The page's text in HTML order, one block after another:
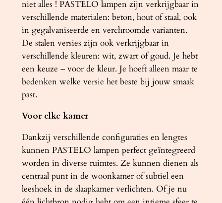
niet alles ! PASTELO lampen zijn verkrijgbaar in
verschillende materialen: beton, hout of staal, ook
in gegalvaniseerde en verchroomde varianten.
De stalen versies zijn ook verkrijgbaar in
verschillende kleuren: wit, zwart of goud. Je hebt
een keuze – voor de kleur. Je hoeft alleen maar te
bedenken welke versie het beste bij jouw smaak
past.
Voor elke kamer
Dankzij verschillende configuraties en lengtes
kunnen PASTELO lampen perfect geïntegreerd
worden in diverse ruimtes. Ze kunnen dienen als
centraal punt in de woonkamer of subtiel een
leeshoek in de slaapkamer verlichten. Of je nu